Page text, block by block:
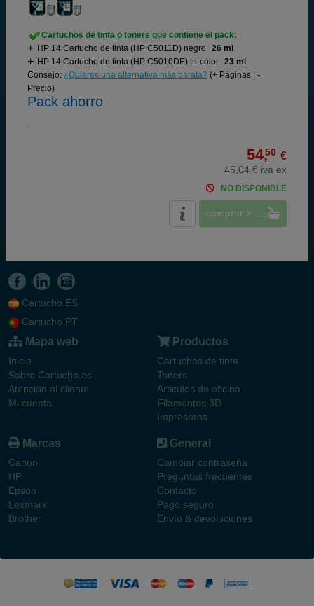
Cartuchos de tinta o toners que contiene el pack:
HP 14 Cartucho de tinta (HP C5011D) negro
26 ml
HP 14 Cartucho de tinta (HP C5010DE) tri-color 23 ml
Consejo: ¿Quieres una alternativa más barata? (+ Páginas | -
Precio)
Pack ahorro
54,50 €
45,04 € iva ex
NO DISPONIBLE
comprar >
Cartucho.ES
Cartucho.PT
Mapa web
Inicio
Sobre Cartucho.es
Atención al cliente
Mi cuenta
Productos
Cartuchos de tinta
Toners
Articulos de oficina
Filamentos 3D
Impresoras
Marcas
Canon
HP
Epson
Lexmark
Brother
General
Cambiar contraseña
Preguntas frecuentes
Contacto
Pago seguro
Envío & devoluciones